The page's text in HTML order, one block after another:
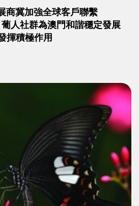
商冀加強全球客戶聯繫
人社群為澳門和諧穩定發展
揮積極作用